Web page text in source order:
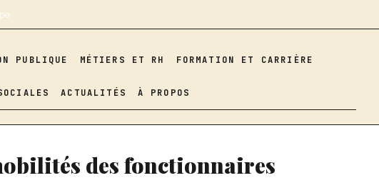
PUBLIQUE MÉTIERS ET RH FORMATION ET CARRIÈRE
ACTUALITÉS À PROPOS
des fonctionnaires